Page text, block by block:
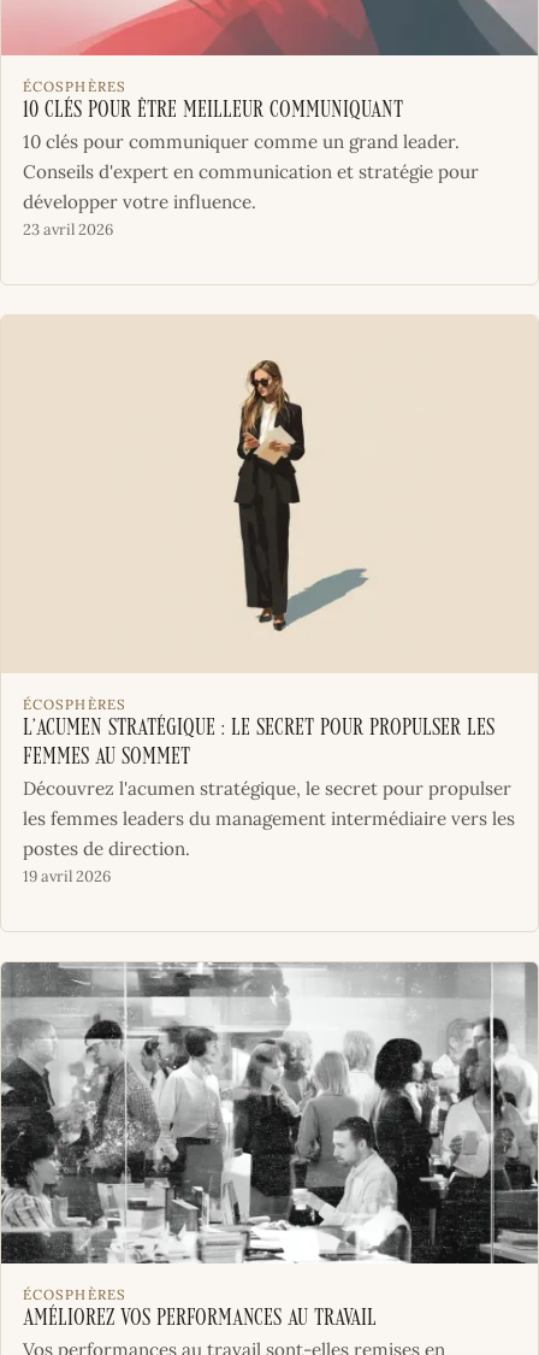
ÉCOSPHÈRES
10 clés pour être meilleur communiquant
10 clés pour communiquer comme un grand leader.
Conseils d'expert en communication et stratégie pour
développer votre influence.
23 avril 2026
ÉCOSPHÈRES
L’acumen stratégique : le secret pour propulser les
femmes au sommet
Découvrez l'acumen stratégique, le secret pour propulser
les femmes leaders du management intermédiaire vers les
postes de direction.
19 avril 2026
ÉCOSPHÈRES
Améliorez vos performances au travail
Vos performances au travail sont-elles remises en